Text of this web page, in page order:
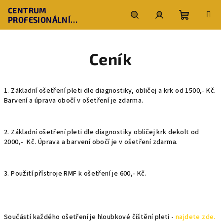
obsah
CENTRUM
PROFESIONÁLNÍ
KOSMETOLOGIE
HledatPřihlášeníNákupní
Ceník
1. Základní ošetření pleti dle diagnostiky, obličej a krk od 1500,- Kč.
Barvení a úprava obočí v ošetření je zdarma.
2. Základní ošetření pleti dle diagnostiky obličej krk dekolt od
2000,- Kč. Úprava a barvení obočí je v ošetření zdarma.
3. Použití přístroje RMF k ošetření je 600,- Kč.
Součástí každého ošetření je hloubkové čištění pleti - najdete zde.